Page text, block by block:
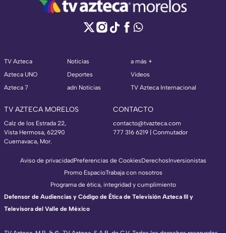
TV Azteca
Azteca UNO
Azteca 7
Noticias
Deportes
adn Noticias
a más +
Videos
TV Azteca Internacional
TV AZTECA MORELOS
Calz de los Estrada 22,
Vista Hermosa, 62290
Cuernavaca, Mor.
CONTACTO
contacto@tvazteca.com
777 316 6219 | Conmutador
Aviso de privacidadPreferencias de CookiesDerechosInversionistas
Promo EspacioTrabaja con nosotros
Programa de ética, integridad y cumplimiento
Defensor de Audiencias y Código de Ética de Televisión Azteca III y
Televisora del Valle de México